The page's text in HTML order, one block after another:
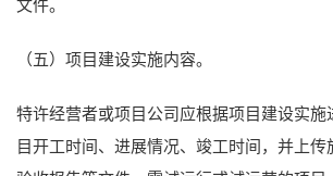
文件。
（五）项目建设实施内容。
特许经营者或项目公司应根据项目建设实施
目开工时间、进展情况、竣工时间，并上传